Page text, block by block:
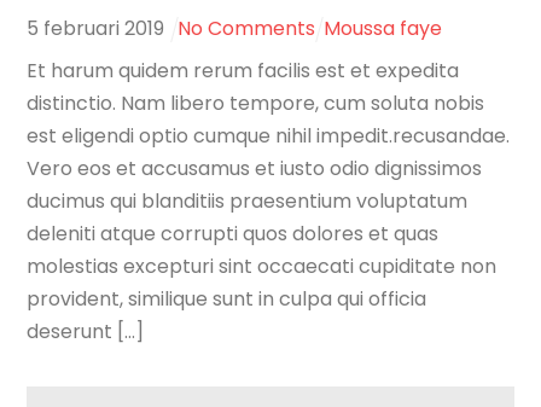
5 februari 2019 No Comments Moussa faye
Et harum quidem rerum facilis est et expedita
distinctio. Nam libero tempore, cum soluta nobis
est eligendi optio cumque nihil impedit.recusandae.
Vero eos et accusamus et iusto odio dignissimos
ducimus qui blanditiis praesentium voluptatum
deleniti atque corrupti quos dolores et quas
molestias excepturi sint occaecati cupiditate non
provident, similique sunt in culpa qui officia
deserunt [...]